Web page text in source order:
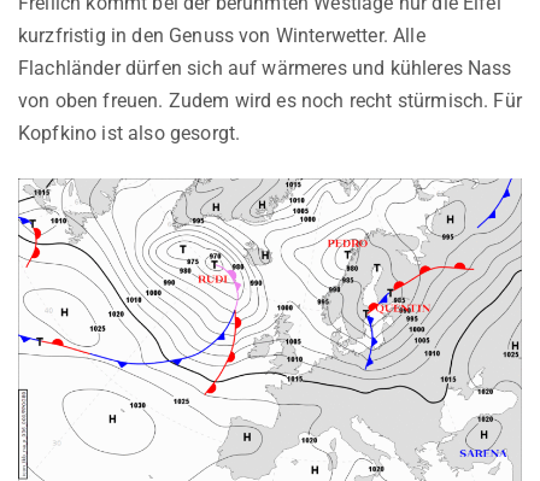
kurzfristig in den Genuss von Winterwetter. Alle
Flachländer dürfen sich auf wärmeres und kühleres Nass
von oben freuen. Zudem wird es noch recht stürmisch. Für
Kopfkino ist also gesorgt.